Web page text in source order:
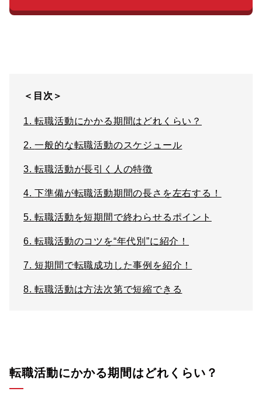
＜目次＞
1.転職活動にかかる期間はどれくらい？
2.一般的な転職活動のスケジュール
3.転職活動が長引く人の特徴
4.下準備が転職活動期間の長さを左右する！
5.転職活動を短期間で終わらせるポイント
6.転職活動のコツを“年代別”に紹介！
7.短期間で転職成功した事例を紹介！
8.転職活動は方法次第で短縮できる
転職活動にかかる期間はどれくらい？